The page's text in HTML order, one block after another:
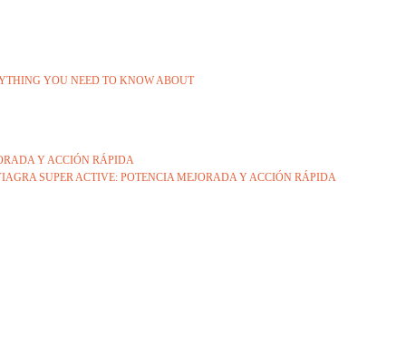
YOU NEED TO KNOW ABOUT
Y ACCIÓN RÁPIDA
SUPER ACTIVE: POTENCIA MEJORADA Y ACCIÓN RÁPIDA